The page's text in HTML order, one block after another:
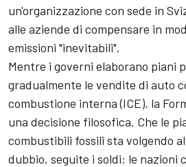
un'organizzazione con sede in
alle aziende di compensare in
emissioni "inevitabili".
Mentre i governi elaborano piani
gradualmente le vendite di auto
combustione interna (ICE), la
una decisione filosofica. Che le
combustibili fossili sta volgendo
dubbio, seguite i soldi: le nazioni